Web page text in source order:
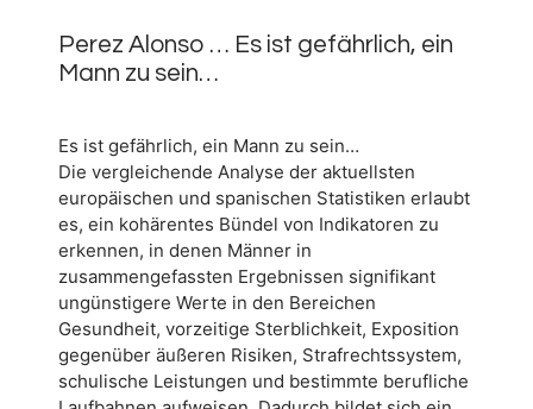
Perez Alonso … Es ist gefährlich, ein
Mann zu sein…
Es ist gefährlich, ein Mann zu sein…
Die vergleichende Analyse der aktuellsten
europäischen und spanischen Statistiken erlaubt
es, ein kohärentes Bündel von Indikatoren zu
erkennen, in denen Männer in
zusammengefassten Ergebnissen signifikant
ungünstigere Werte in den Bereichen
Gesundheit, vorzeitige Sterblichkeit, Exposition
gegenüber äußeren Risiken, Strafrechtssystem,
schulische Leistungen und bestimmte berufliche